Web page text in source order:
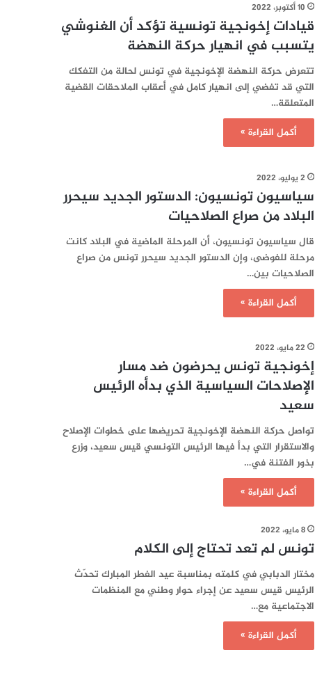
10 أكتوبر، 2022
قيادات إخونجية تونسية تؤكد أن الغنوشي
يتسبب في انهيار حركة النهضة
تتعرض حركة النهضة الإخونجية في تونس لحالة من التفكك
التي قد تفضي إلى انهيار كامل في أعقاب الملاحقات القضية
المتعلقة…
أكمل القراءة »
2 يوليو، 2022
سياسيون تونسيون: الدستور الجديد سيحرر
البلاد من صراع الصلاحيات
قال سياسيون تونسيون، أن المرحلة الماضية في البلاد كانت
مرحلة للفوضى، وإن الدستور الجديد سيحرر تونس من صراع
الصلاحيات بين…
أكمل القراءة »
22 مايو، 2022
إخونجية تونس يحرضون ضد مسار
الإصلاحات السياسية الذي بدأه الرئيس
سعيد
تواصل حركة النهضة الإخونجية تحريضها على خطوات الإصلاح
والاستقرار التي بدأ فيها الرئيس التونسي قيس سعيد، وزرع
بذور الفتنة في…
أكمل القراءة »
8 مايو، 2022
تونس لم تعد تحتاج إلى الكلام
مختار الدبابي في كلمته بمناسبة عيد الفطر المبارك تحدّث
الرئيس قيس سعيد عن إجراء حوار وطني مع المنظمات
الاجتماعية مع…
أكمل القراءة »